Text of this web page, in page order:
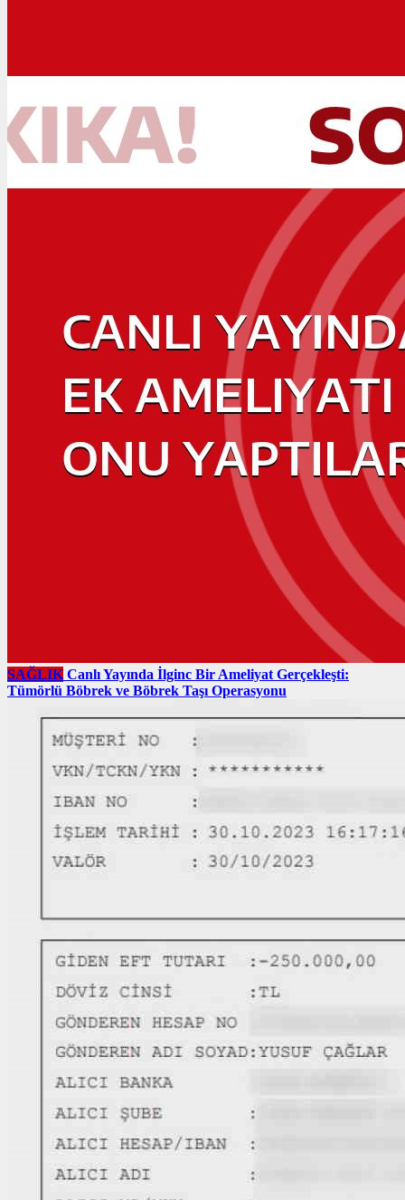
SAĞLIK Canlı Yayında İlginc Bir Ameliyat Gerçekleşti:
Tümörlü Böbrek ve Böbrek Taşı Operasyonu